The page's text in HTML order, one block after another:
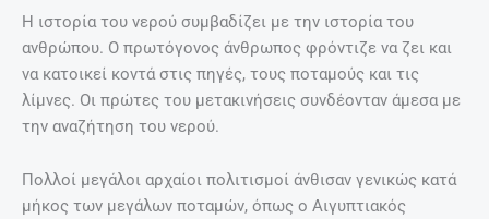
Η ιστορία του νερού συμβαδίζει με την ιστορία του
ανθρώπου. Ο πρωτόγονος άνθρωπος φρόντιζε να ζει και
να κατοικεί κοντά στις πηγές, τους ποταμούς και τις
λίμνες. Οι πρώτες του μετακινήσεις συνδέονταν άμεσα με
την αναζήτηση του νερού.
Πολλοί μεγάλοι αρχαίοι πολιτισμοί άνθισαν γενικώς κατά
μήκος των μεγάλων ποταμών, όπως ο Αιγυπτιακός